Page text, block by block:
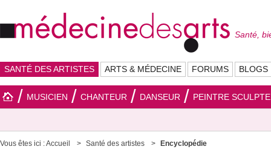
Santé,
SANTÉ DES ARTISTES ARTS & MÉDECINE FORUMS BLOGS
MUSICIEN CHANTEUR DANSEUR PEINTRE
Vous êtes ici :Accueil Santé des artistes Encyclopédie